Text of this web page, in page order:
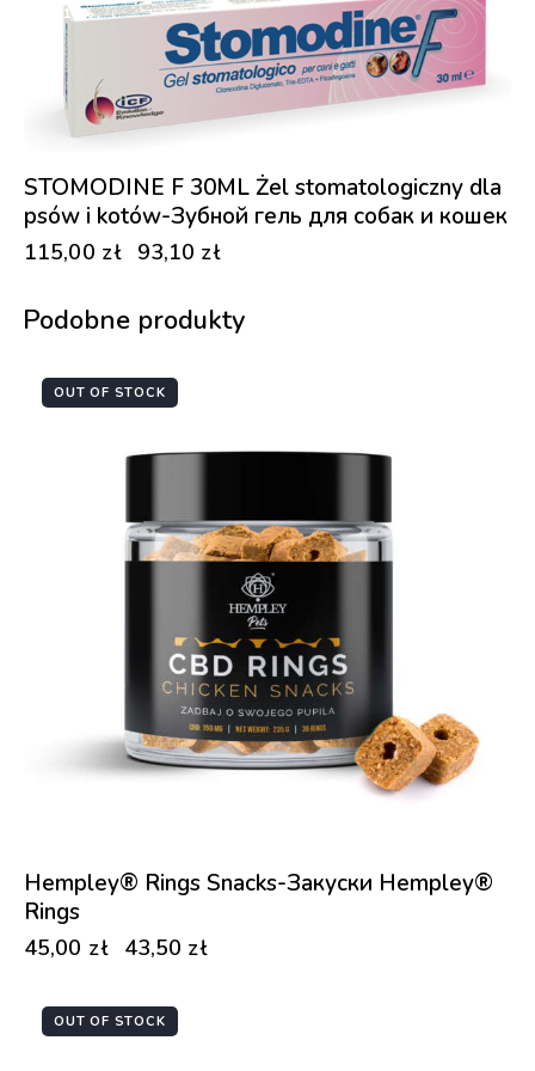
-19%
STOMODINE F 30ML Żel stomatologiczny dla
psów i kotów-Зубной гель для собак и кошек
115,00 zł 93,10 zł
Podobne produkty
OUT OF STOCK
Hempley® Rings Snacks-Закуски Hempley®
Rings
45,00 zł 43,50 zł
OUT OF STOCK